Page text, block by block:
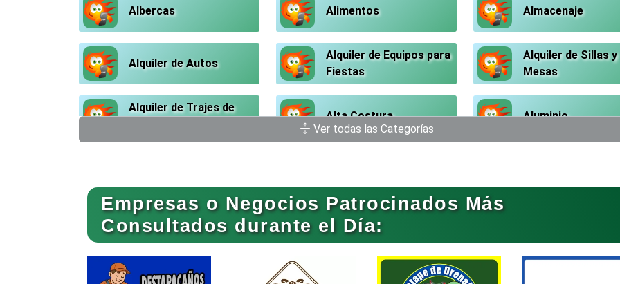
Albercas Alimentos Almacenaje
Alquiler de Autos
Alquiler de Equipos para
Fiestas
Alquiler de Sillas y
Mesas
Alquiler de Trajes de
Alta Costura Aluminio
Animadores de Eventos
Aparatos y Equipos
Eléctricos
Artes Gráficas
Ver todas las Categorías
Empresas o Negocios Patrocinados Más
Consultados durante el Día: